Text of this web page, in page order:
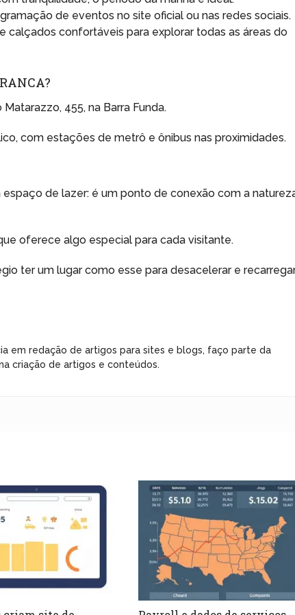
de eventos no site oficial ou nas redes sociais.
calçados confortáveis para explorar todas as áreas do
455, na Barra Funda.
com estações de metrô e ônibus nas proximidades.
espaço de lazer: é um ponto de conexão com a
oferece algo especial para cada visitante.
ter um lugar como esse para desacelerar e
em redação de artigos para sites e blogs, faço parte da
criação de artigos e conteúdos.